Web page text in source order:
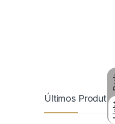
Últimos